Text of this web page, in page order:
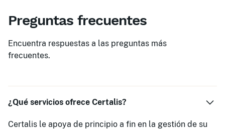
Preguntas frecuentes
Encuentra respuestas a las preguntas más
frecuentes.
¿Qué servicios ofrece Certalis?
Certalis le apoya de principio a fin en la gestión de su